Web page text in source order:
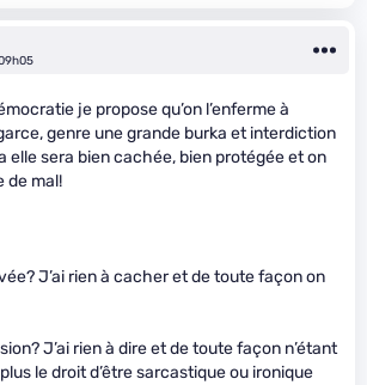
je propose qu’on l’enferme à
genre une grande burka et interdiction
elle sera bien cachée, bien protégée et on
de mal!
J’ai rien à cacher et de toute façon on
J’ai rien à dire et de toute façon n’étant
le droit d’être sarcastique ou ironique